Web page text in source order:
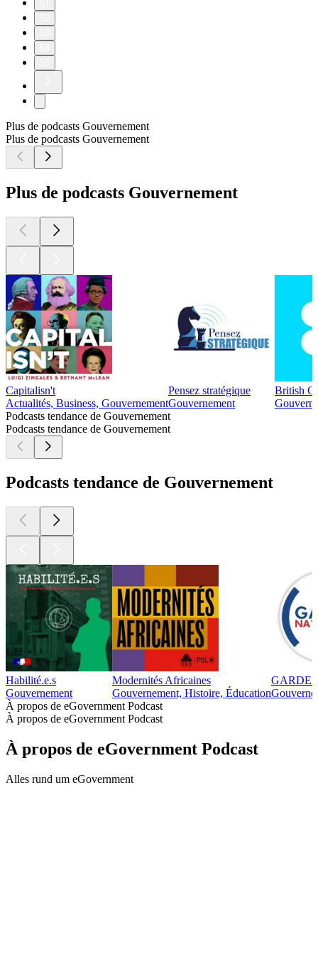
Plus de podcasts Gouvernement
Plus de podcasts Gouvernement
Plus de podcasts Gouvernement
Capitalisn't
Actualités, Business, Gouvernement
Pensez stratégique
Gouvernement
British
Podcasts tendance de Gouvernement
Podcasts tendance de Gouvernement
Podcasts tendance de Gouvernement
Habilité.e.s
Gouvernement
Modernités Africaines
Gouvernement, Histoire, Éducation
GARDE
À propos de eGovernment Podcast
À propos de eGovernment Podcast
À propos de eGovernment Podcast
Alles rund um eGovernment